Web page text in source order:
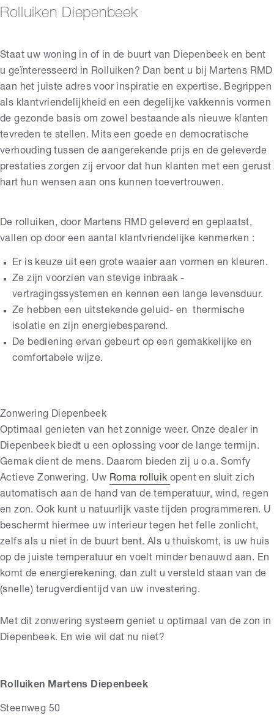
Rolluiken Diepenbeek
Staat uw woning in of in de buurt van Diepenbeek en bent
u geïnteresseerd in Rolluiken? Dan bent u bij Martens RMD
aan het juiste adres voor inspiratie en expertise. Begrippen
als klantvriendelijkheid en een degelijke vakkennis vormen
de gezonde basis om zowel bestaande als nieuwe klanten
tevreden te stellen. Mits een goede en democratische
verhouding tussen de aangerekende prijs en de geleverde
prestaties zorgen zij ervoor dat hun klanten met een gerust
hart hun wensen aan ons kunnen toevertrouwen.
De rolluiken, door Martens RMD geleverd en geplaatst,
vallen op door een aantal klantvriendelijke kenmerken :
Er is keuze uit een grote waaier aan vormen en kleuren.
Ze zijn voorzien van stevige inbraak ­
vertragingssystemen en kennen een lange levensduur.
Ze hebben een uitstekende geluid- en thermische
isolatie en zijn energiebesparend.
De bediening ervan gebeurt op een gemakkelijke en
comfortabele wijze.
Zonwering Diepenbeek
Optimaal genieten van het zonnige weer. Onze dealer in
Diepenbeek biedt u een oplossing voor de lange termijn.
Gemak dient de mens. Daarom bieden zij u o.a. Somfy
Actieve Zonwering. Uw Roma rolluikopent en sluit zich
automatisch aan de hand van de temperatuur, wind, regen
en zon. Ook kunt u natuurlijk vaste tijden programmeren. U
beschermt hiermee uw interieur tegen het felle zonlicht,
zelfs als u niet in de buurt bent. Als u thuiskomt, is uw huis
op de juiste temperatuur en voelt minder benauwd aan. En
komt de energierekening, dan zult u versteld staan van de
(snelle) terugverdientijd van uw investering.
Met dit zonwering systeem geniet u optimaal van de zon in
Diepenbeek. En wie wil dat nu niet?
Rolluiken Martens Diepenbeek
Steenweg 50